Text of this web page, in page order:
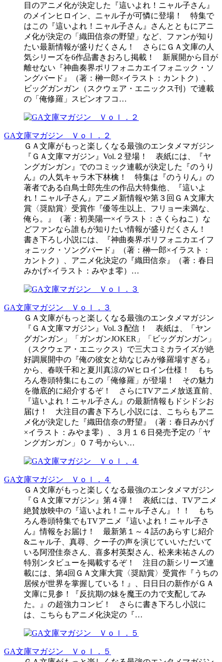
目のアニメ化が決定した『這いよれ！ニャル子さん』
のメインヒロイン、ニャル子が可憐に登場！ 特集で
はこの『這いよれ！ニャル子さん』さんとともにアニ
メ化が決定の「織田信奈の野望」など、ファンが知り
たい最新情報が盛りだくさん！ さらにＧＡ文庫の人
気シリーズを6作品書きおろし掲載！ 新展開から目が
離せない『神曲奏界ポリフォニカエイフォニック・ソ
ングバード』（著：榊一郎×イラスト：カントク）、
ビッグガンガン（スクウェア・エニックス刊）で連載
の「俺修羅」スピンオフコ…
GA文庫マガジン Ｖｏｌ．２
ＧＡ文庫がもっと楽しくなる最強のエンタメマガジン
『ＧＡ文庫マガジン』Vol.２登場！ 表紙には、『ヤ
ングガンガン』でのコミック連載が決定した『のうり
ん』の人気キャラ木下林檎！ 特集は『のうりん』の
著者である白鳥士郎先生の作品大特集他、『這いよ
れ！ニャル子さん』アニメ新情報や第３回ＧＡ文庫大
賞〈奨励賞〉受賞作『優等生以上、フリョー未満な、
俺ら。』（著：初美陽一×イラスト：さくらねこ）な
どファンなら誰もが知りたい情報が盛りだくさん！
書き下ろし小説には、『神曲奏界ポリフォニカエイフ
ォニック・ソングバード』（著：榊一郎×イラスト：
カントク）、アニメ化決定の『織田信奈』（著：春日
みかげ×イラスト：みやま零）…
GA文庫マガジン Ｖｏｌ．３
ＧＡ文庫がもっと楽しくなる最強のエンタメマガジン
『ＧＡ文庫マガジン』Vol.３配信！ 表紙は、「ヤン
グガンガン」「ガンガンJOKER」「ビッグガンガン」
（スクウェア・エニックス）で三大コミカライズが絶
好調展開中の『俺の彼女と幼なじみが修羅場すぎる』
から、春咲千和と夏川真涼のWヒロイン仕様！ もち
ろん巻頭特集にもこの「俺修羅」が登場！ その魅力
を徹底的に紹介するぞ！ さらにTVアニメ放送直前、
『這いよれ！ニャル子さん』の最新情報もドシドシお
届け！ 大注目の書き下ろし小説には、こちらもアニ
メ化が決定した『織田信奈の野望』（著：春日みかげ
×イラスト：みやま零）、３月１６日発売予定の「ヤ
ングガンガン」０７号からい…
GA文庫マガジン Ｖｏｌ．４
ＧＡ文庫がもっと楽しくなる最強のエンタメマガジン
『ＧＡ文庫マガジン』第４弾！ 表紙には、TVアニメ
絶賛放映中の『這いよれ！ニャル子さん』！！ もち
ろん巻頭特集でもTVアニメ『這いよれ！ニャル子さ
ん』情報をお届け！ 最新第１～４話のあらすじ紹介
&ニャル子、真尋、クー子の声を演じていいただいて
いる阿澄佳奈さん、喜多村英梨さん、松来未祐さんの
特別ンタビューを掲載するぞ！ 注目の新シリーズ連
載には、第4回ＧＡ文庫大賞〈奨励賞〉受賞作『うちの
居候が世界を掌握している！』、日日日の新作がＧＡ
文庫に見参！『反抗期の妹を魔王の力で支配してみ
た。』の超強力コンビ！ さらに書き下ろし小説に
は、こちらもアニメ化決定の『…
GA文庫マガジン Ｖｏｌ．５